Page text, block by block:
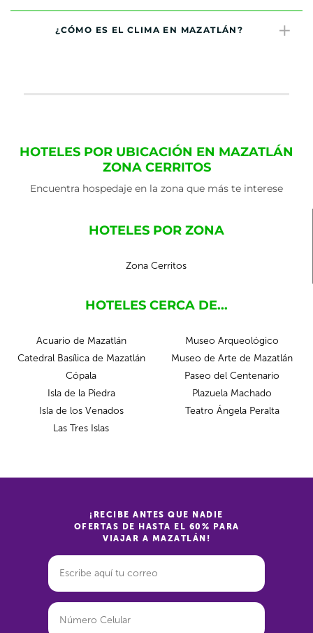
¿CÓMO ES EL CLIMA EN MAZATLÁN?
HOTELES POR UBICACIÓN EN MAZATLÁN
ZONA CERRITOS
Encuentra hospedaje en la zona que más te interese
HOTELES POR ZONA
Zona Cerritos
HOTELES CERCA DE...
Acuario de Mazatlán
Catedral Basílica de Mazatlán
Cópala
Isla de la Piedra
Isla de los Venados
Las Tres Islas
Museo Arqueológico
Museo de Arte de Mazatlán
Paseo del Centenario
Plazuela Machado
Teatro Ángela Peralta
¡RECIBE ANTES QUE NADIE
OFERTAS DE HASTA EL 60% PARA
VIAJAR A MAZATLÁN!